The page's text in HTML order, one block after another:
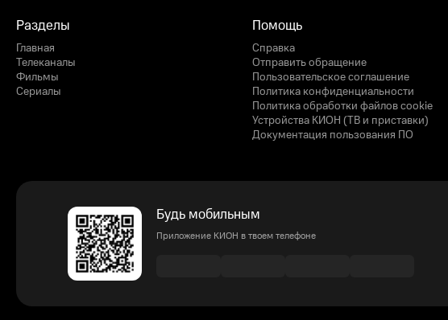
Разделы
Главная
Телеканалы
Фильмы
Сериалы
Помощь
Справка
Отправить обращение
Пользовательское соглашение
Политика конфиденциальности
Политика обработки файлов cookie
Устройства КИОН (ТВ и приставки)
Документация пользования ПО
Будь мобильным
Приложение КИОН в твоем телефоне